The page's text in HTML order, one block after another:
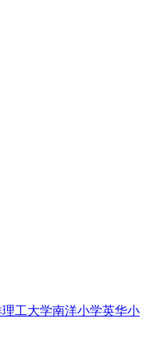
工大学南洋小学英华小